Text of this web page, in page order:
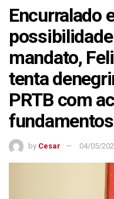
Encurralado
mandato,
tenta
PRTB com
by Cesar 04/05/